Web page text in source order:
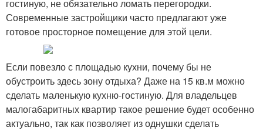
гостиную, не обязательно ломать перегородки.
Современные застройщики часто предлагают уже
готовое просторное помещение для этой цели.
Если повезло с площадью кухни, почему бы не
обустроить здесь зону отдыха? Даже на 15 кв.м можно
сделать маленькую кухню-гостиную. Для владельцев
малогабаритных квартир такое решение будет особенно
актуально, так как позволяет из однушки сделать